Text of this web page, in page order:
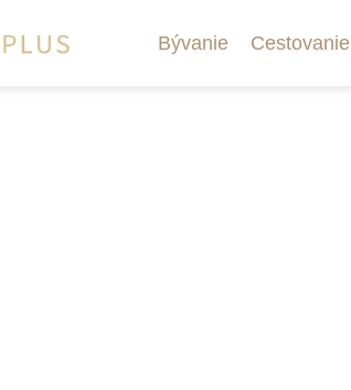
Bývanie Cestovanie